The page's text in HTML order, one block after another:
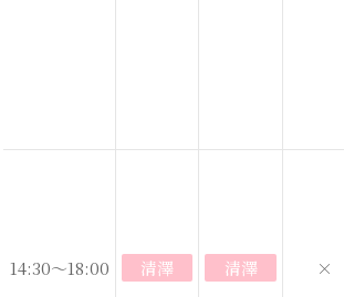
14:30～18:00 清澤 清澤 ×